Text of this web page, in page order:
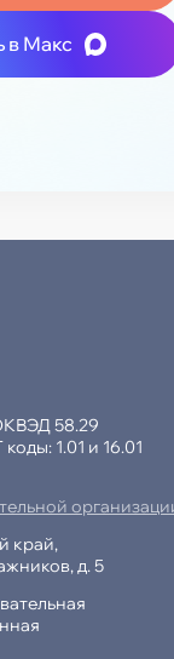
в Макс
58.29
коды: 1.01 и 16.01
край,
д. 5